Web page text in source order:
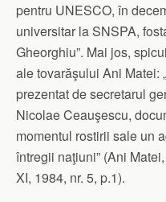
pentru UNESCO, în
universitar la SNSPA,
Gheorghiu”. Mai jos,
ale tovarăşului Ani
prezentat de secretarul
Nicolae Ceauşescu,
momentul rostirii sale un
întregii naţiuni” (Ani
XI, 1984, nr. 5, p.1).